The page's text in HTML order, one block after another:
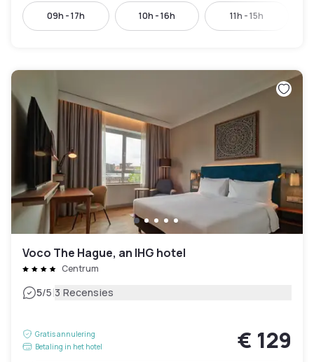
09h - 17h 10h - 16h 11h - 15h
Voco The Hague, an IHG hotel
Centrum
5/5|3 Recensies
Gratis annulering
Betaling in het hotel
€ 129